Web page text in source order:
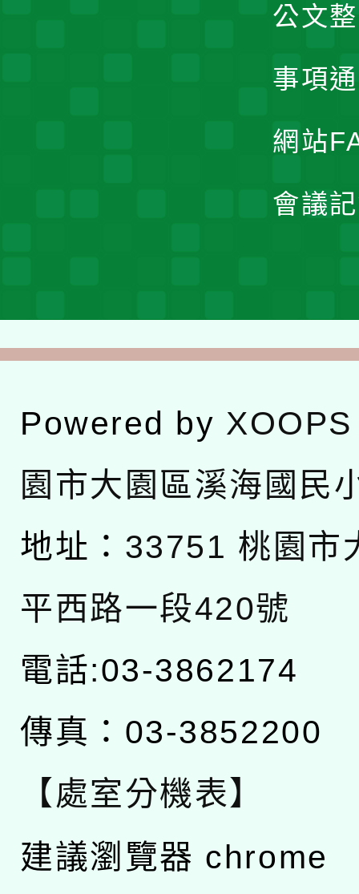
公文
事項
網站
會議
Powered by XOOPS
園市大園區溪海國民
地址： 33751 桃園市
平西路一段420號
電話:03-3862174
傳真：03-3852200
【處室分機表】
建議瀏覽器 chrome